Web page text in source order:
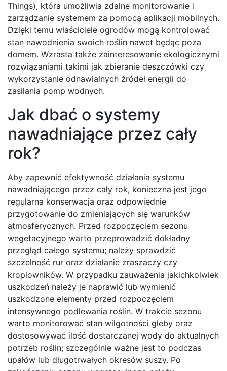
Things), która umożliwia zdalne monitorowanie i
zarządzanie systemem za pomocą aplikacji mobilnych.
Dzięki temu właściciele ogrodów mogą kontrolować
stan nawodnienia swoich roślin nawet będąc poza
domem. Wzrasta także zainteresowanie ekologicznymi
rozwiązaniami takimi jak zbieranie deszczówki czy
wykorzystanie odnawialnych źródeł energii do
zasilania pomp wodnych.
Jak dbać o systemy
nawadniające przez cały
rok?
Aby zapewnić efektywność działania systemu
nawadniającego przez cały rok, konieczna jest jego
regularna konserwacja oraz odpowiednie
przygotowanie do zmieniających się warunków
atmosferycznych. Przed rozpoczęciem sezonu
wegetacyjnego warto przeprowadzić dokładny
przegląd całego systemu; należy sprawdzić
szczelność rur oraz działanie zraszaczy czy
kroplowników. W przypadku zauważenia jakichkolwiek
uszkodzeń należy je naprawić lub wymienić
uszkodzone elementy przed rozpoczęciem
intensywnego podlewania roślin. W trakcie sezonu
warto monitorować stan wilgotności gleby oraz
dostosowywać ilość dostarczanej wody do aktualnych
potrzeb roślin; szczególnie ważne jest to podczas
upałów lub długotrwałych okresów suszy. Po